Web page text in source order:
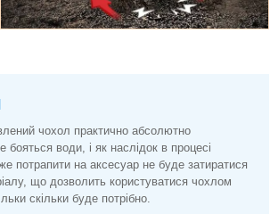
чохол практично абсолютно
бояться води, і як наслідок в процесі
потрапити на аксесуар не буде затиратися
що дозволить користуватися чохлом
скільки буде потрібно.